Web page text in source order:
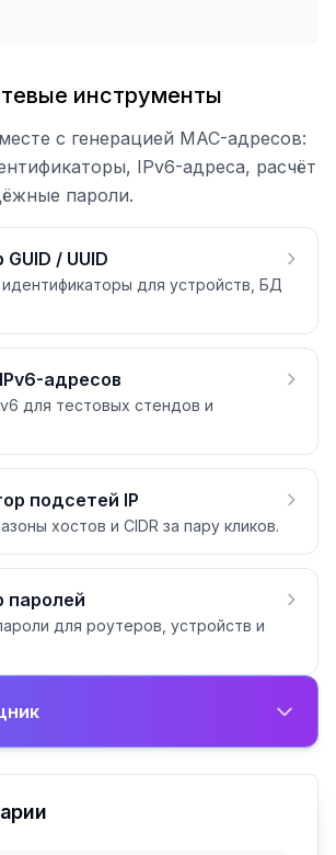
инструменты
с генерацией MAC-адресов:
IPv6-адреса, расчёт
пароли.
/ UUID
для устройств, БД
адресов
для тестовых стендов и
подсетей IP
хостов и CIDR за пару кликов.
паролей
для роутеров, устройств и